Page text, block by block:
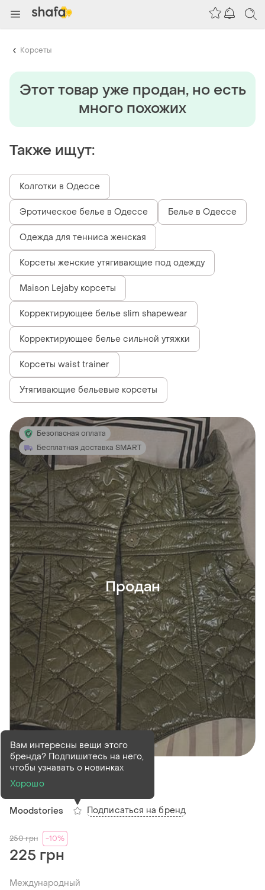
Корсеты
Этот товар уже продан, но есть
много похожих
Также ищут:
Колготки в Одессе
Эротическое белье в Одессе Белье в Одессе
Одежда для тенниса женская
Корсеты женские утягивающие под одежду
Maison Lejaby корсеты
Корректирующее белье slim shapewear
Корректирующее белье сильной утяжки
Корсеты waist trainer
Утягивающие бельевые корсеты
Безопасная оплата
Бесплатная доставка SMART
Продан
Продан
Жіночий корсет
Moodstories
Вам интересны вещи этого
бренда? Подпишитесь на него,
чтобы узнавать о новинках
Хорошо
Подписаться на бренд
250грн -10%
225 грн
Международный